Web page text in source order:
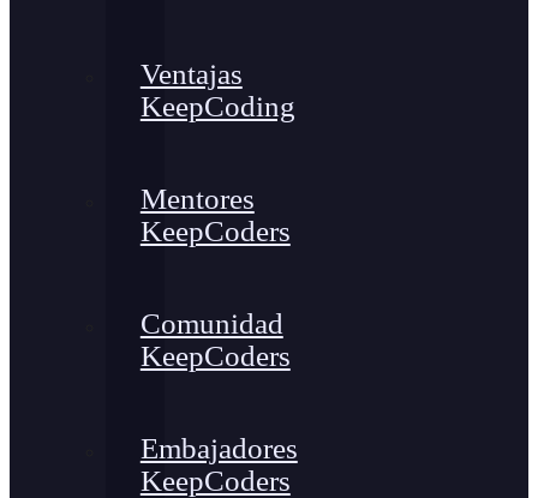
Ventajas
KeepCoding
Mentores
KeepCoders
Comunidad
KeepCoders
Embajadores
KeepCoders